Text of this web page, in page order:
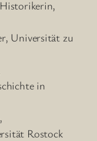
Universität zu
in
Rostock